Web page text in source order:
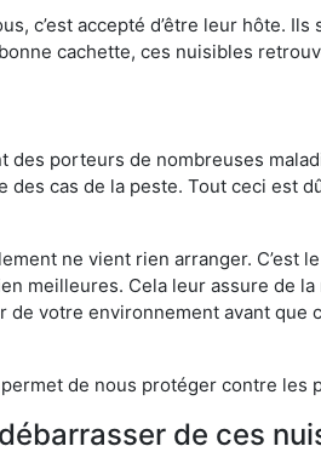
c’est accepté d’être leur hôte.
cachette, ces nuisibles
des porteurs de nombreuses
cas de la peste. Tout ceci est
ne vient rien arranger.
meilleures. Cela leur assure de
votre environnement avant
de nous protéger contre les
de ces